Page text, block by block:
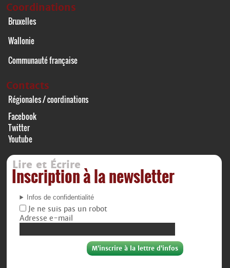
Coordinations
Bruxelles
Wallonie
Communauté française
Contacts
Régionales / coordinations
Facebook
Twitter
Youtube
Lire et Écrire
Inscription à la newsletter
Infos de confidentialité
Je ne suis pas un robot
Adresse e-mail